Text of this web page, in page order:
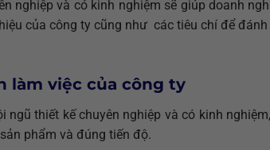
nghiệp và có kinh nghiệm sẽ giúp doanh
của công ty cũng như các tiêu chí để
làm việc của công ty
ngũ thiết kế chuyên nghiệp và có kinh
phẩm và đúng tiến độ.